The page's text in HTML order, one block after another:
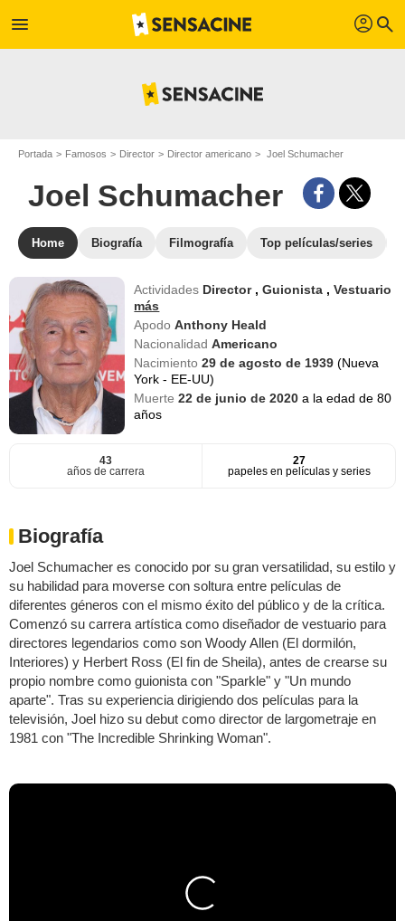
menu profil search
Portada Famosos Director Director americano Joel Schumacher
Joel Schumacher
Home Biografía Filmografía Top películas/series
Actividades Director ,Guionista ,Vestuario
más
ApodoAnthony Heald
NacionalidadAmericano
Nacimiento29 de agosto de 1939(Nueva
York - EE-UU)
Muerte22 de junio de 2020a la edad de 80
años
43
años de carrera
27
papeles en películas y series
Biografía
Joel Schumacher es conocido por su gran versatilidad, su estilo y
su habilidad para moverse con soltura entre películas de
diferentes géneros con el mismo éxito del público y de la crítica.
Comenzó su carrera artística como diseñador de vestuario para
directores legendarios como son Woody Allen (El dormilón,
Interiores) y Herbert Ross (El fin de Sheila), antes de crearse su
propio nombre como guionista con "Sparkle" y "Un mundo
aparte". Tras su experiencia dirigiendo dos películas para la
televisión, Joel hizo su debut como director de largometraje en
1981 con "The Incredible Shrinking Woman".